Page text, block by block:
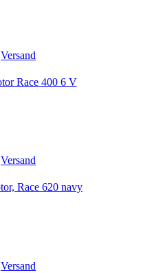
Versand
Versand
Versand